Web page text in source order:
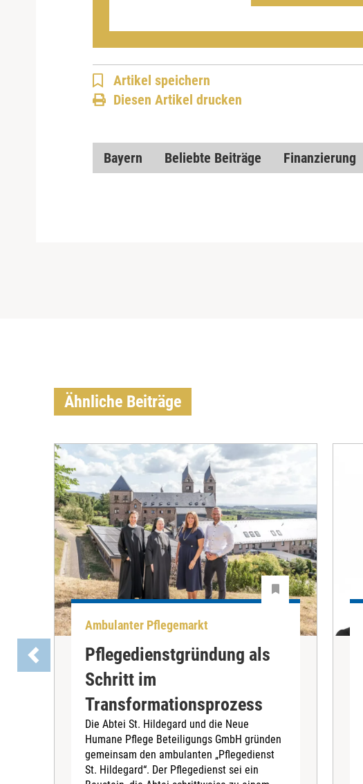
Artikel speichern
Diesen Artikel drucken
Bayern Beliebte Beiträge Finanzierung
Ähnliche Beiträge
Ambulanter Pflegemarkt
Pflegedienstgründung als
Schritt im
Transformationsprozess
Die Abtei St. Hildegard und die Neue
Humane Pflege Beteiligungs GmbH gründen
gemeinsam den ambulanten „Pflegedienst
St. Hildegard“. Der Pflegedienst sei ein